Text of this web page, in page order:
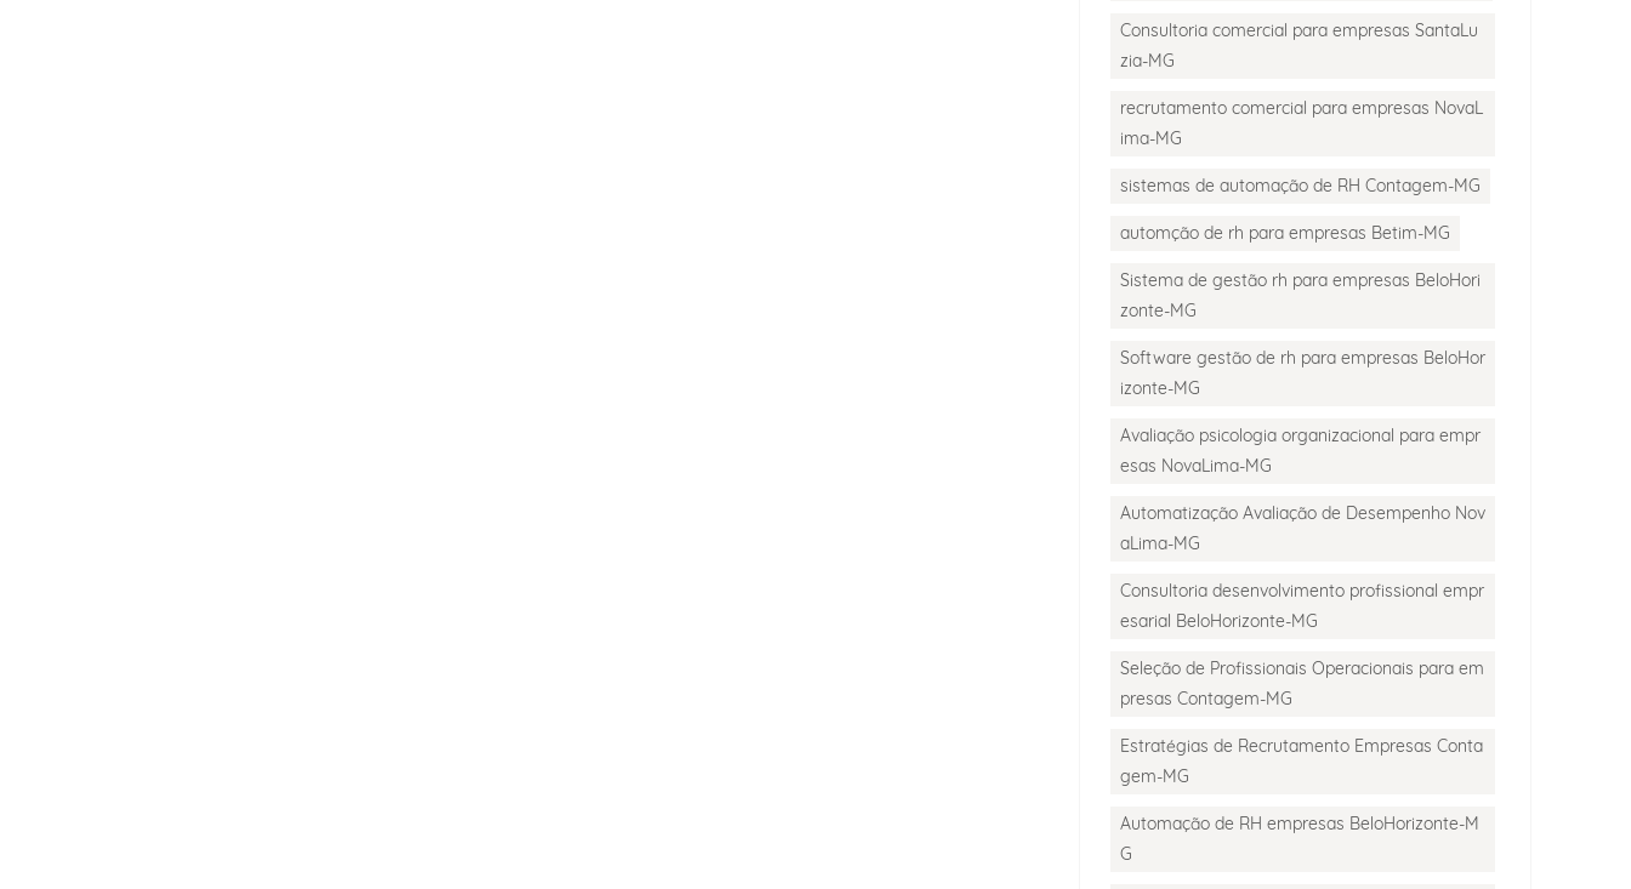
Consultoria comercial para empresas SantaLu
zia-MG
recrutamento comercial para empresas NovaL
ima-MG
sistemas de automação de RH Contagem-MG
automção de rh para empresas Betim-MG
Sistema de gestão rh para empresas BeloHori
zonte-MG
Software gestão de rh para empresas BeloHor
izonte-MG
Avaliação psicologia organizacional para empr
esas NovaLima-MG
Automatização Avaliação de Desempenho Nov
aLima-MG
Consultoria desenvolvimento profissional empr
esarial BeloHorizonte-MG
Seleção de Profissionais Operacionais para em
presas Contagem-MG
Estratégias de Recrutamento Empresas Conta
gem-MG
Automação de RH empresas BeloHorizonte-M
G